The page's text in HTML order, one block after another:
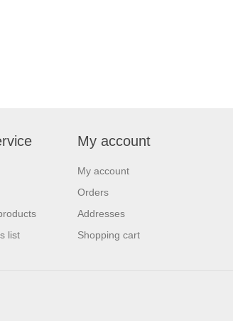
list
My account
My account
Orders
Addresses
Shopping cart